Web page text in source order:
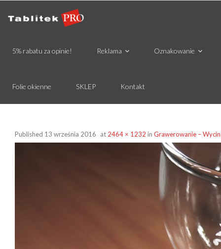
5% rabatu za opinie! Reklama Oznakowanie
Folie okienne SKLEP Kontakt
Published 13 września 2016 at 2464 × 1232 in Grawerowanie –